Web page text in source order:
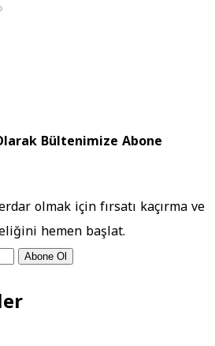
Bültenimize Abone
olmak için fırsatı kaçırma ve
hemen başlat.
Abone Ol